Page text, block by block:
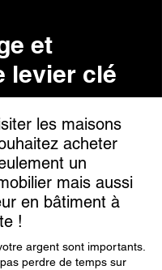
et
levier clé
les maisons
acheter
un
mais aussi
en bâtiment à
!
argent sont importants.
perdre de temps sur